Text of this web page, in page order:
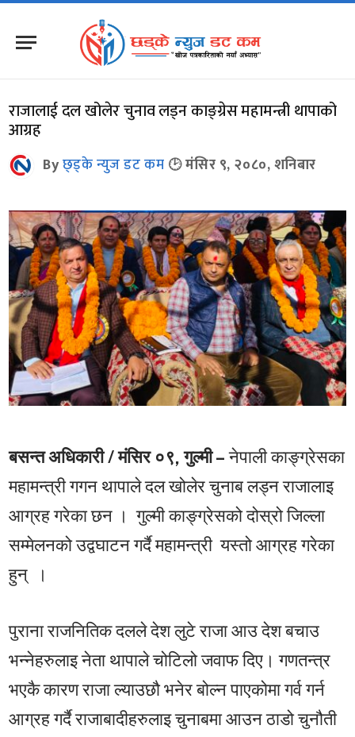
राजालाई दल खोलेर चुनाव लड्न काङ्ग्रेस महामन्त्री थापाको
आग्रह
Byछ्ड्के न्युज डट कम मंसिर ९, २०८०, शनिबार
बसन्त अधिकारी / मंसिर ०९, गुल्मी –नेपाली काङ्ग्रेसका
महामन्त्री गगन थापाले दल खोलेर चुनाब लड्न राजालाइ
आग्रह गरेका छन । गुल्मी काङ्ग्रेसको दोस्रो जिल्ला
सम्मेलनको उद्वघाटन गर्दै महामन्त्री यस्तो आग्रह गरेका
हुन् ।
पुराना राजनितिक दलले देश लुटे राजा आउ देश बचाउ
भन्नेहरुलाइ नेता थापाले चोटिलो जवाफ दिए। गणतन्त्र
भएकै कारण राजा ल्याउछौ भनेर बोल्न पाएकोमा गर्व गर्न
आग्रह गर्दै राजाबादीहरुलाइ चुनाबमा आउन ठाडो चुनौती